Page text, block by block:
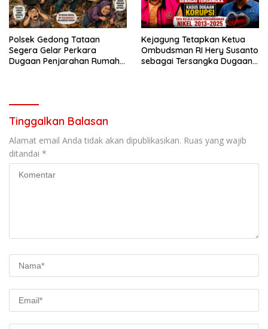
Polsek Gedong Tataan
Segera Gelar Perkara
Dugaan Penjarahan Rumah
Kejagung Tetapkan Ketua
Ombudsman RI Hery Susanto
sebagai Tersangka Dugaan
Tinggalkan Balasan
Alamat email Anda tidak akan dipublikasikan. Ruas yang wajib
ditandai *